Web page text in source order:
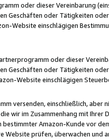
oder dieser Vereinbarung
Geschäften oder Tätigkeiten
Website einschlägigen
oder dieser
Geschäften oder Tätigkeiten
Website einschlägigen
versenden, einschließlich, aber
wir im Zusammenhang mit
Amazon-Kunde vor
prüfen, überwachen und